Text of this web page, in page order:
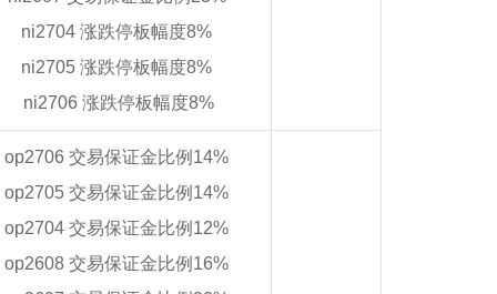
ni2704 涨跌停板幅度8%
ni2705 涨跌停板幅度8%
ni2706 涨跌停板幅度8%
op2706 交易保证金比例14%
op2705 交易保证金比例14%
op2704 交易保证金比例12%
op2608 交易保证金比例16%